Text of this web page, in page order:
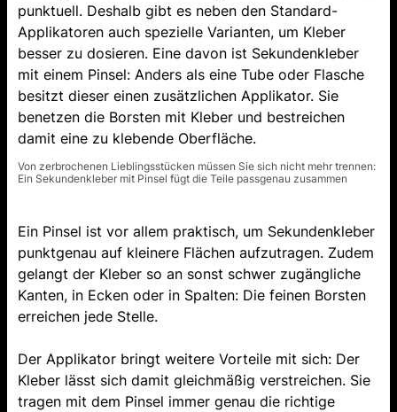
punktuell. Deshalb gibt es neben den Standard-
Applikatoren auch spezielle Varianten, um Kleber
besser zu dosieren. Eine davon ist Sekundenkleber
mit einem Pinsel: Anders als eine Tube oder Flasche
besitzt dieser einen zusätzlichen Applikator. Sie
benetzen die Borsten mit Kleber und bestreichen
damit eine zu klebende Oberfläche.
Von zerbrochenen Lieblingsstücken müssen Sie sich nicht mehr trennen:
Ein Sekundenkleber mit Pinsel fügt die Teile passgenau zusammen
Ein Pinsel ist vor allem praktisch, um Sekundenkleber
punktgenau auf kleinere Flächen aufzutragen. Zudem
gelangt der Kleber so an sonst schwer zugängliche
Kanten, in Ecken oder in Spalten: Die feinen Borsten
erreichen jede Stelle.
Der Applikator bringt weitere Vorteile mit sich: Der
Kleber lässt sich damit gleichmäßig verstreichen. Sie
tragen mit dem Pinsel immer genau die richtige